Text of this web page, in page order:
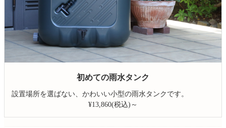
初めての雨水タンク
設置場所を選ばない、かわいい小型の雨水タンクです。
¥13,860(税込)～